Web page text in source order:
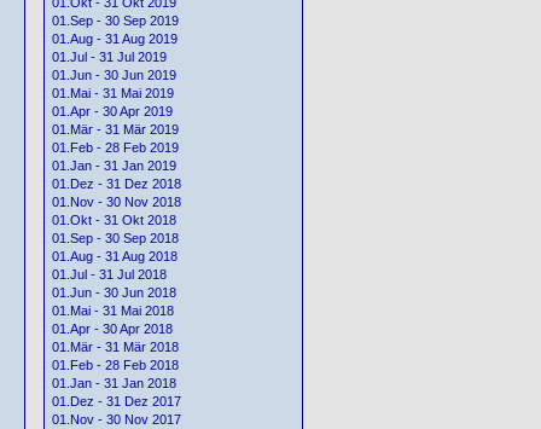
01.Sep - 30 Sep 2019
01.Aug - 31 Aug 2019
01.Jul - 31 Jul 2019
01.Jun - 30 Jun 2019
01.Mai - 31 Mai 2019
01.Apr - 30 Apr 2019
01.Mär - 31 Mär 2019
01.Feb - 28 Feb 2019
01.Jan - 31 Jan 2019
01.Dez - 31 Dez 2018
01.Nov - 30 Nov 2018
01.Okt - 31 Okt 2018
01.Sep - 30 Sep 2018
01.Aug - 31 Aug 2018
01.Jul - 31 Jul 2018
01.Jun - 30 Jun 2018
01.Mai - 31 Mai 2018
01.Apr - 30 Apr 2018
01.Mär - 31 Mär 2018
01.Feb - 28 Feb 2018
01.Jan - 31 Jan 2018
01.Dez - 31 Dez 2017
01.Nov - 30 Nov 2017